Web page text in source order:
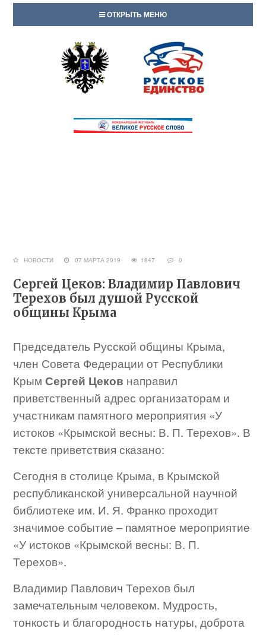
ОТКРЫТЬ МЕНЮ
НОВОСТИ 07 МАРТА 2019 1847 0
Сергей Цеков: Владимир Павлович
Терехов был душой Русской
общины Крыма
Председатель Русской общины Крыма,
член Совета Федерации от Республики
КрымСергей Цеков направил
приветственный адрес организаторам и
участникам памятного мероприятия «У
истоков «Крымской весны: В. П. Терехов». В
тексте приветствия сказано:
Сегодня в столице Крыма, в Крымской
республиканской универсальной научной
библиотеке им. И. Я. Франко проходит
значимое событие – памятное мероприятие
«У истоков «Крымской весны: В. П.
Терехов».
Владимир Павлович Терехов был
замечательным человеком. Мудрость,
тонкость и благородность натуры, доброта